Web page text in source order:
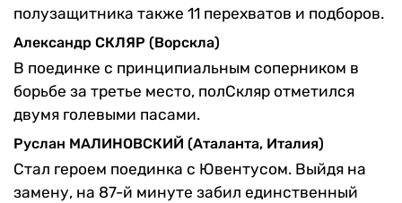
полузащитника также 11 перехватов и подборов.
Александр СКЛЯР (Ворскла)
В поединке с принципиальным соперником в
борьбе за третье место, полСкляр отметился
двумя голевыми пасами.
Руслан МАЛИНОВСКИЙ (Аталанта, Италия)
Стал героем поединка с Ювентусом. Выйдя на
замену, на 87-й минуте забил единственный